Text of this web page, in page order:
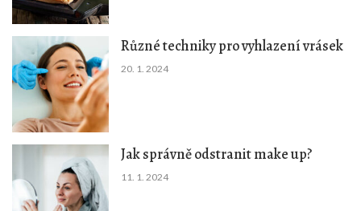
Různé techniky pro vyhlazení vrásek
20. 1. 2024
Jak správně odstranit make up?
11. 1. 2024